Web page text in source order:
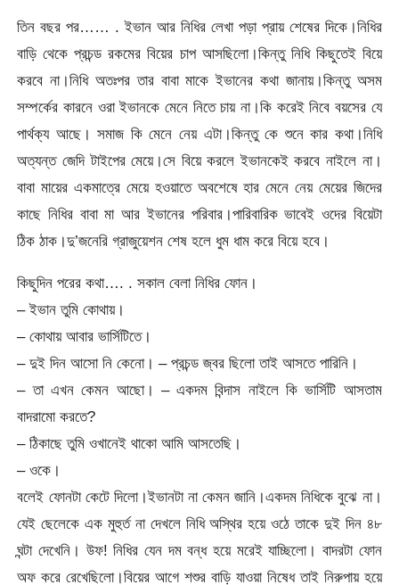
তিন বছর পর…… . ইভান আর নিধির লেখা পড়া প্রায় শেষের দিকে।নিধির
বাড়ি থেকে প্রচন্ড রকমের বিয়ের চাপ আসছিলো।কিন্তু নিধি কিছুতেই বিয়ে
করবে না।নিধি অতঃপর তার বাবা মাকে ইভানের কথা জানায়।কিন্তু অসম
সম্পর্কের কারনে ওরা ইভানকে মেনে নিতে চায় না।কি করেই নিবে বয়সের যে
পার্থক্য আছে। সমাজ কি মেনে নেয় এটা।কিন্তু কে শুনে কার কথা।নিধি
অত্যন্ত জেদি টাইপের মেয়ে।সে বিয়ে করলে ইভানকেই করবে নাইলে না।
বাবা মায়ের একমাত্রে মেয়ে হওয়াতে অবশেষে হার মেনে নেয় মেয়ের জিদের
কাছে নিধির বাবা মা আর ইভানের পরিবার।পারিবারিক ভাবেই ওদের বিয়েটা
ঠিক ঠাক।দু’জনেরি গ্রাজুয়েশন শেষ হলে ধুম ধাম করে বিয়ে হবে।
কিছুদিন পরের কথা…. . সকাল বেলা নিধির ফোন।
– ইভান তুমি কোথায়।
– কোথায় আবার ভার্সিটিতে।
– দুই দিন আসো নি কেনো। – প্রচন্ড জ্বর ছিলো তাই আসতে পারিনি।
– তা এখন কেমন আছো। – একদম বিন্দাস নাইলে কি ভার্সিটি আসতাম
বাদরামো করতে?
– ঠিকাছে তুমি ওখানেই থাকো আমি আসতেছি।
– ওকে।
বলেই ফোনটা কেটে দিলো।ইভানটা না কেমন জানি।একদম নিধিকে বুঝে না।
যেই ছেলেকে এক মুহুর্ত না দেখলে নিধি অস্থির হয়ে ওঠে তাকে দুই দিন ৪৮
ঘন্টা দেখেনি। উফ! নিধির যেন দম বন্ধ হয়ে মরেই যাচ্ছিলো। বাদরটা ফোন
অফ করে রেখেছিলো।বিয়ের আগে শশুর বাড়ি যাওয়া নিষেধ তাই নিরুপায় হয়ে